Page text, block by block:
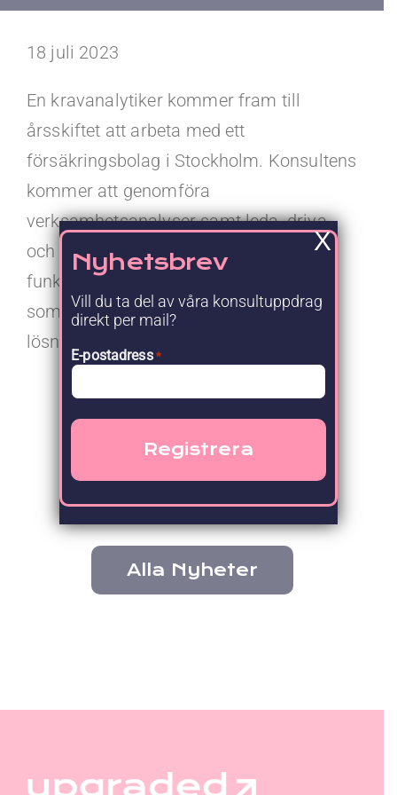
Portal
18 juli 2023
En kravanalytiker kommer fram till
årsskiftet att arbeta med ett
försäkringsbolag i Stockholm. Konsultens
kommer att genomföra
verksamhetsanalyser samt leda, driva
och samordna framtagning av
funktionella och icke-funktionella krav
som verksamheten ställer på IT-
lösningen.
Nyhetsrum
Alla Nyheter
Nyhetsbrev
Vill du ta del av våra konsultuppdrag
direkt per mail?
E-postadress *
X